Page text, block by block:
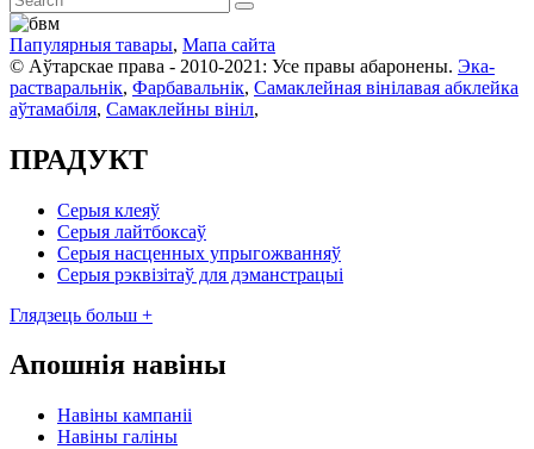
Папулярныя тавары, Мапа сайта
© Аўтарскае права - 2010-2021: Усе правы абаронены. Эка-
растваральнік, Фарбавальнік, Самаклейная вінілавая абклейка
аўтамабіля, Самаклейны вініл,
ПРАДУКТ
Серыя клеяў
Серыя лайтбоксаў
Серыя насценных упрыгожванняў
Серыя рэквізітаў для дэманстрацыі
Глядзець больш +
Апошнія навіны
Навіны кампаніі
Навіны галіны